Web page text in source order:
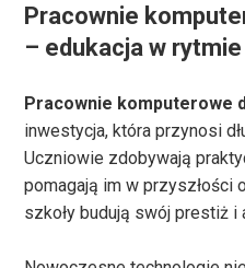
Pracownie
– edukacja w
Pracownie komputerowe
inwestycja, która przynosi
Uczniowie zdobywają
pomagają im w przyszłości
szkoły budują swój prestiż i